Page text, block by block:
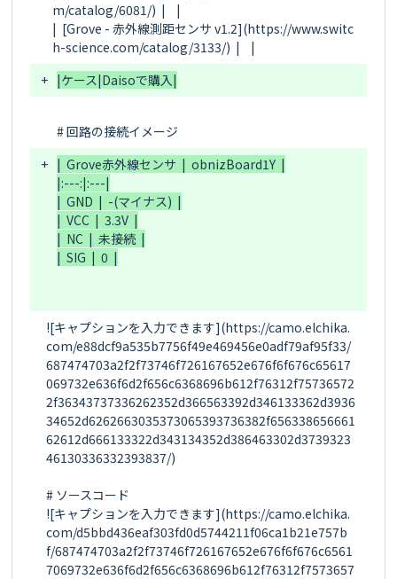
m/catalog/6081/)  |    |
|  [Grove - 赤外線測距センサ v1.2](https://www.switc
+
+ |  Grove赤外線センサ  |  obnizBoard1Y  |
|:---:|:---|
|  GND  |  -(マイナス)  |
|  VCC  |  3.3V  |
|  NC  |  未接続  |
|  SIG  |  0  |
![キャプションを入力できます](https://camo.elchika.
com/e88dcf9a535b7756f49e469456e0adf79af95f33/
687474703a2f2f73746f726167652e676f6f676c65617
069732e636f6d2f656c6368696b612f76312f75736572
2f36343737336262352d366563392d346133362d3936
34652d6262663035373065393736382f656338656661
62612d666133322d343134352d386463302d3739323
46130336332393837/)
# ソースコード
![キャプションを入力できます](https://camo.elchika.
com/d5bbd436eaf303fd0d5744211f06ca1b21e757b
f/687474703a2f2f73746f726167652e676f6f676c6561
7069732e636f6d2f656c6368696b612f76312f7573657